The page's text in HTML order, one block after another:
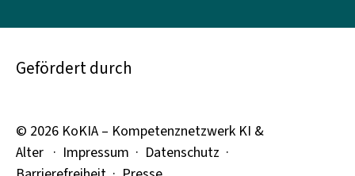
Gefördert durch
© 2026 KoKIA – Kompetenznetzwerk KI &
Alter · Impressum · Datenschutz ·